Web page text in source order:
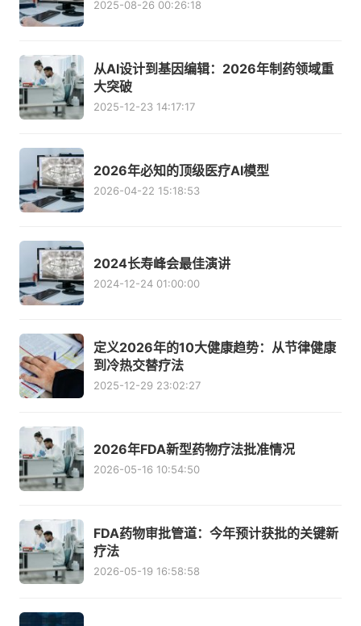
2025-08-26 00:26:18
从AI设计到基因编辑：2026年制药领域重
大突破
2025-12-23 14:17:17
2026年必知的顶级医疗AI模型
2026-04-22 15:18:53
2024长寿峰会最佳演讲
2024-12-24 01:00:00
定义2026年的10大健康趋势：从节律健康
到冷热交替疗法
2025-12-29 23:02:27
2026年FDA新型药物疗法批准情况
2026-05-16 10:54:50
FDA药物审批管道：今年预计获批的关键新
疗法
2026-05-19 16:58:58